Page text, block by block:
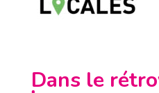
Dans le